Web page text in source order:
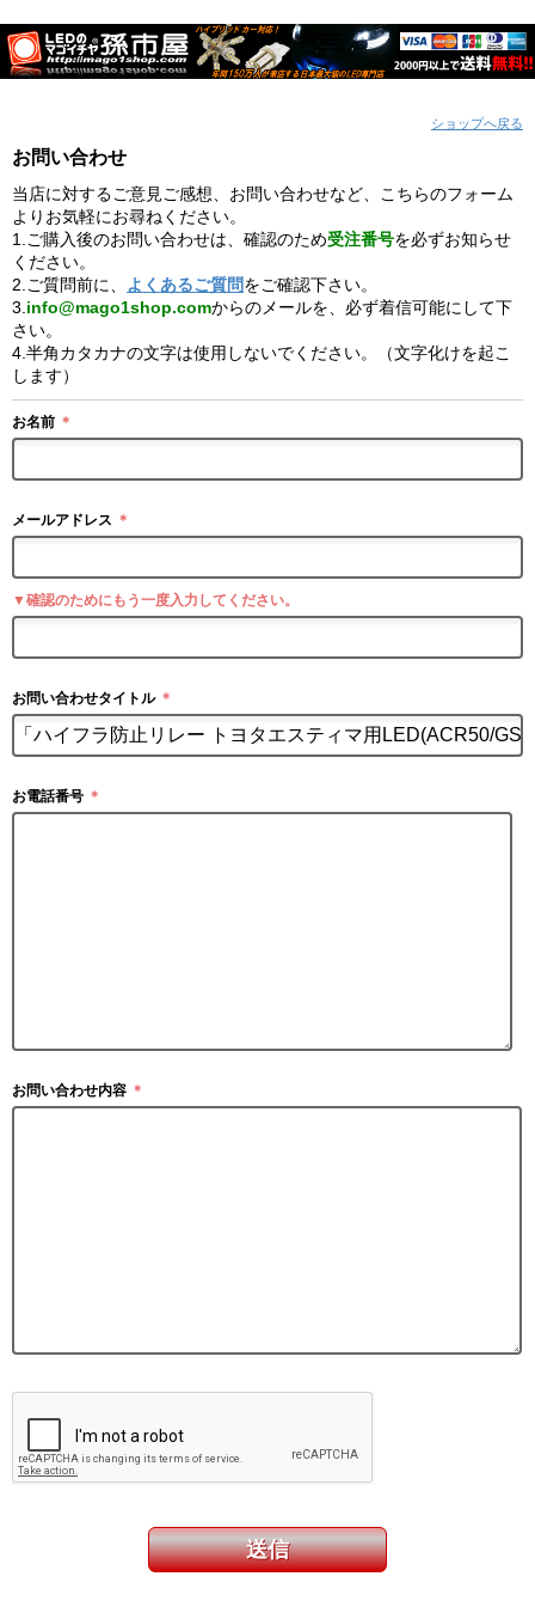
ショップへ戻る
お問い合わせ
当店に対するご意見ご感想、お問い合わせなど、こちらのフォーム
よりお気軽にお尋ねください。
1.ご購入後のお問い合わせは、確認のため受注番号を必ずお知らせ
ください。
2.ご質問前に、
よくあるご質問をご確認下さい。
3. info@mago1shop.comからのメールを、必ず着信可能にして下
さい。
4.半角カタカナの文字は使用しないでください。（文字化けを起こ
します）
お名前 ＊
メールアドレス ＊
▼確認のためにもう一度入力してください。
お問い合わせタイトル ＊
お電話番号 ＊
お問い合わせ内容 ＊